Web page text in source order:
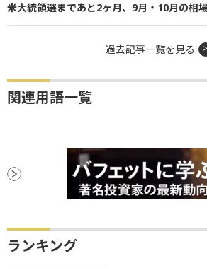
米大統領選まであと2ヶ月、9月・10月の相
過去記事一覧を見る
関連用語一覧
ランキング